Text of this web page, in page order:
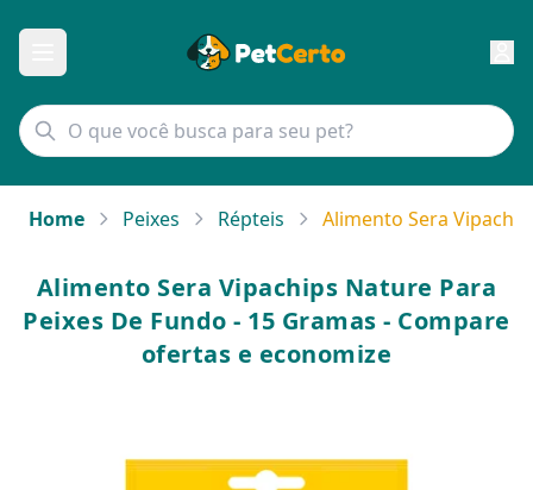
Home Peixes Répteis Alimento Sera
Alimento Sera Vipachips Nature Para
Peixes De Fundo - 15 Gramas - Compare
ofertas e economize